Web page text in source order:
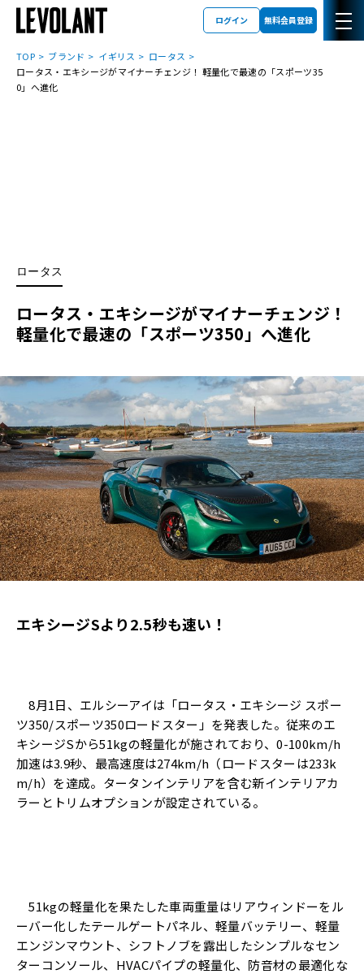
ログイン 無料会員登録
TOP ブランド イギリス
ロータス
ロータス・エキシージがマイナーチェンジ！ 軽量化で最速の「スポーツ35
0」へ進化
ロータス
ロータス・エキシージがマイナーチェンジ！
軽量化で最速の「スポーツ350」へ進化
エキシージSより2.5秒も速い！
8月1日、エルシーアイは「ロータス・エキシージ スポー
ツ350/スポーツ350ロードスター」を発表した。従来のエ
キシージSから51kgの軽量化が施されており、0-100km/h
加速は3.9秒、最高速度は274km/h（ロードスターは233k
m/h）を達成。タータンインテリアを含む新インテリアカ
ラーとトリムオプションが設定されている。
51kgの軽量化を果たした車両重量はリアウィンドーをル
ーバー化したテールゲートパネル、軽量バッテリー、軽量
エンジンマウント、シフトノブを露出したシンプルなセン
ターコンソール、HVACパイプの軽量化、防音材の最適化な